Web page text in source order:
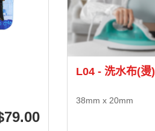
79.00
L04 - 洗水布(燙)
38mm x 20mm